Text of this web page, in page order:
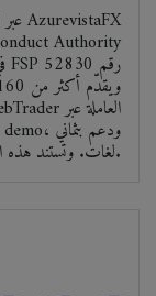
لغات. وتستند هذه النظرة العامة إلى المواصفات المنشورة للوسيط.